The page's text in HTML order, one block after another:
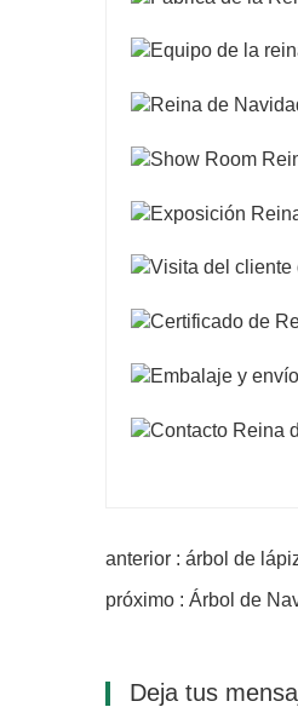
anterior : árbol de
próximo : Árbol de
Deja tus